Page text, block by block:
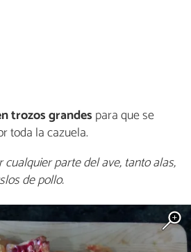
trozos grandes para que se
toda la cazuela.
parte del ave, tanto alas,
de pollo.